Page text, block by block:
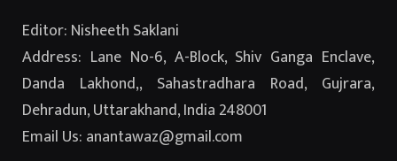
Editor: Nisheeth Saklani
Address: Lane No-6, A-Block, Shiv Ganga Enclave,
Danda Lakhond,, Sahastradhara Road, Gujrara,
Dehradun, Uttarakhand, India 248001
Email Us: anantawaz@gmail.com